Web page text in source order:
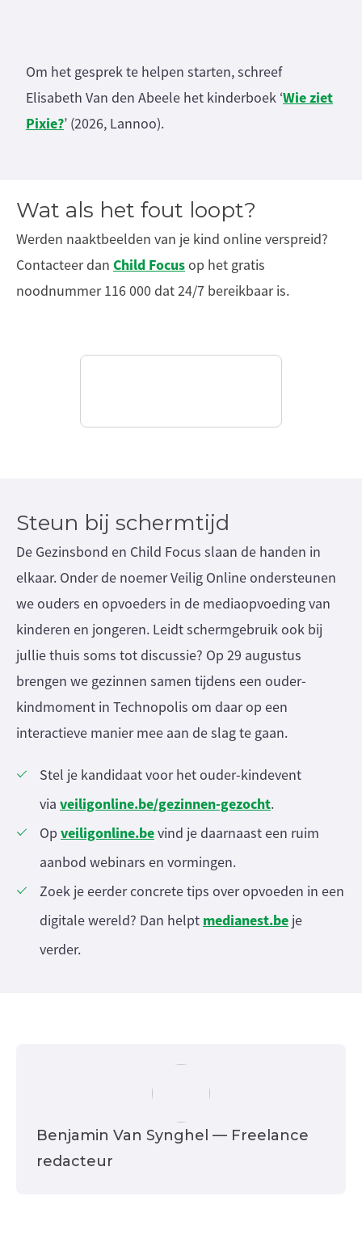
Om het gesprek te helpen starten, schreef
Elisabeth Van den Abeele het kinderboek ‘Wie ziet
Pixie?’ (2026, Lannoo).
Wat als het fout loopt?
Werden naaktbeelden van je kind online verspreid?
Contacteer dan Child Focusop het gratis
noodnummer 116 000 dat 24/7 bereikbaar is.
Steun bij schermtijd
De Gezinsbond en Child Focus slaan de handen in
elkaar. Onder de noemer Veilig Online ondersteunen
we ouders en opvoeders in de mediaopvoeding van
kinderen en jongeren. Leidt schermgebruik ook bij
jullie thuis soms tot discussie? Op 29 augustus
brengen we gezinnen samen tijdens een ouder-
kindmoment in Technopolis om daar op een
interactieve manier mee aan de slag te gaan.
Stel je kandidaat voor het ouder-kindevent
via veiligonline.be/gezinnen-gezocht.
Op veiligonline.bevind je daarnaast een ruim
aanbod webinars en vormingen.
Zoek je eerder concrete tips over opvoeden in een
digitale wereld? Dan helpt medianest.be je
verder.
Benjamin Van Synghel — Freelance
redacteur